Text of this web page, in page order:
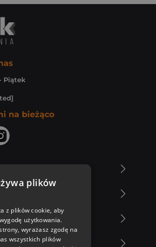
Piątek
na bieżąco
plików
z plików cookie, aby
użytkowania.
wyrażasz zgodę na
wszystkich plików